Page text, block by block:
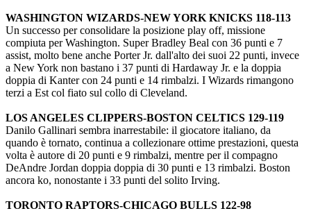
WASHINGTON WIZARDS-NEW YORK KNICKS 118-113
Un successo per consolidare la posizione play off, missione
compiuta per Washington. Super Bradley Beal con 36 punti e 7
assist, molto bene anche Porter Jr. dall'alto dei suoi 22 punti, invece
a New York non bastano i 37 punti di Hardaway Jr. e la doppia
doppia di Kanter con 24 punti e 14 rimbalzi. I Wizards rimangono
terzi a Est col fiato sul collo di Cleveland.
LOS ANGELES CLIPPERS-BOSTON CELTICS 129-119
Danilo Gallinari sembra inarrestabile: il giocatore italiano, da
quando è tornato, continua a collezionare ottime prestazioni, questa
volta è autore di 20 punti e 9 rimbalzi, mentre per il compagno
DeAndre Jordan doppia doppia di 30 punti e 13 rimbalzi. Boston
ancora ko, nonostante i 33 punti del solito Irving.
TORONTO RAPTORS-CHICAGO BULLS 122-98